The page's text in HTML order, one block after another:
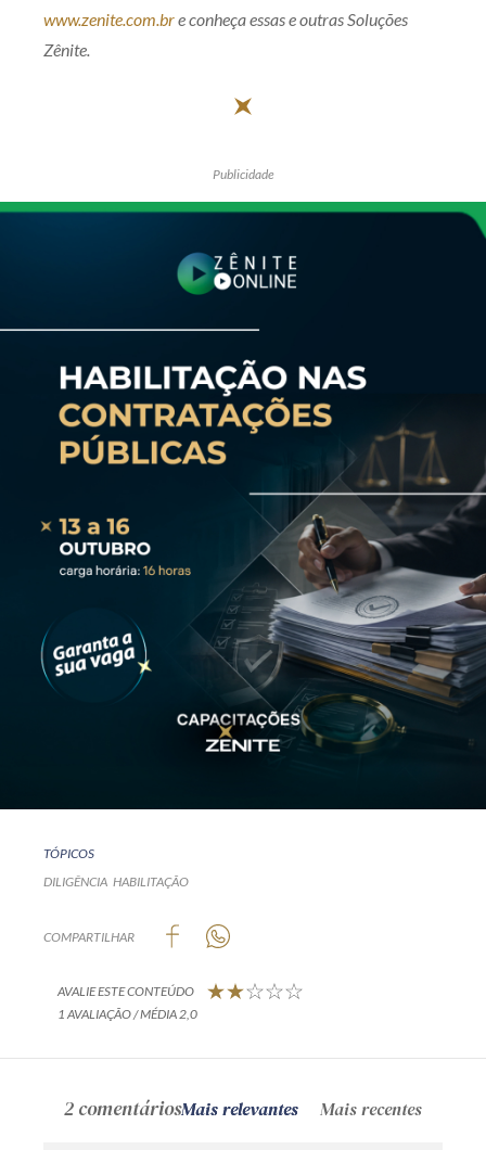
www.zenite.com.bre conheça essas e outras Soluções
Zênite.
Publicidade
TÓPICOS
DILIGÊNCIA HABILITAÇÃO
COMPARTILHAR
AVALIE ESTE CONTEÚDO
1 AVALIAÇÃO / MÉDIA 2,0
2 comentáriosMais relevantes Mais recentes